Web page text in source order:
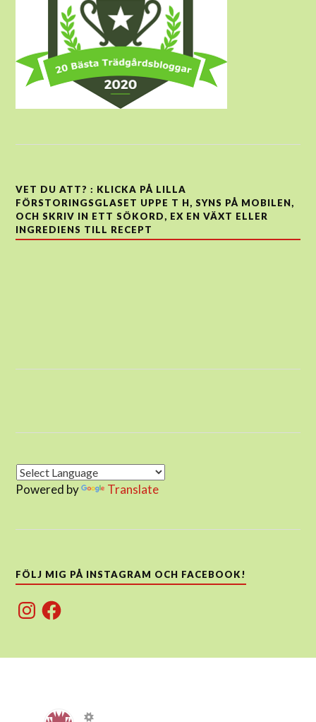
VET DU ATT? : KLICKA PÅ LILLA
FÖRSTORINGSGLASET UPPE T H, SYNS PÅ MOBILEN,
OCH SKRIV IN ETT SÖKORD, EX EN VÄXT ELLER
INGREDIENS TILL RECEPT
Powered by Translate
FÖLJ MIG PÅ INSTAGRAM OCH FACEBOOK!
InstagramFacebook